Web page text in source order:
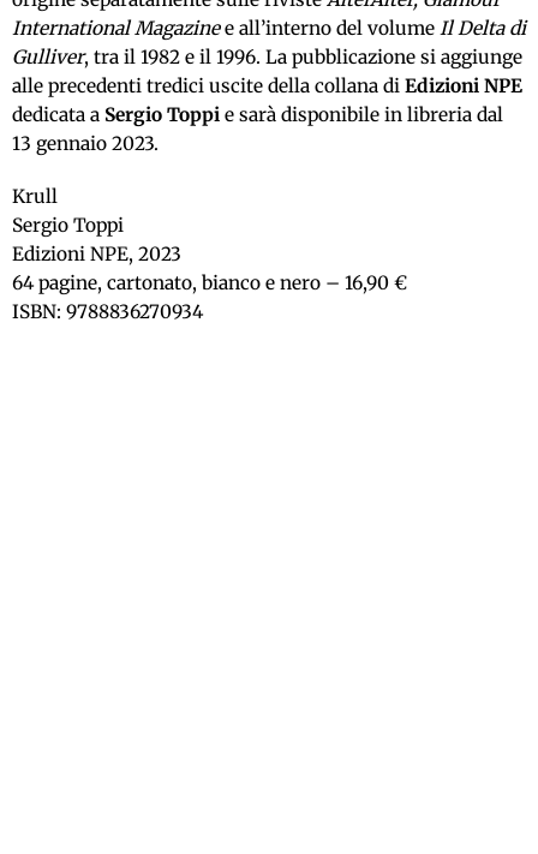
International Magazinee all’interno del volume Il Delta di
Gulliver, tra il 1982 e il 1996. La pubblicazione si aggiunge
alle precedenti tredici uscite della collana di Edizioni NPE
dedicata a Sergio Toppi e sarà disponibile in libreria dal
13 gennaio 2023.
Krull
Sergio Toppi
Edizioni NPE, 2023
64 pagine, cartonato, bianco e nero – 16,90 €
ISBN: 9788836270934